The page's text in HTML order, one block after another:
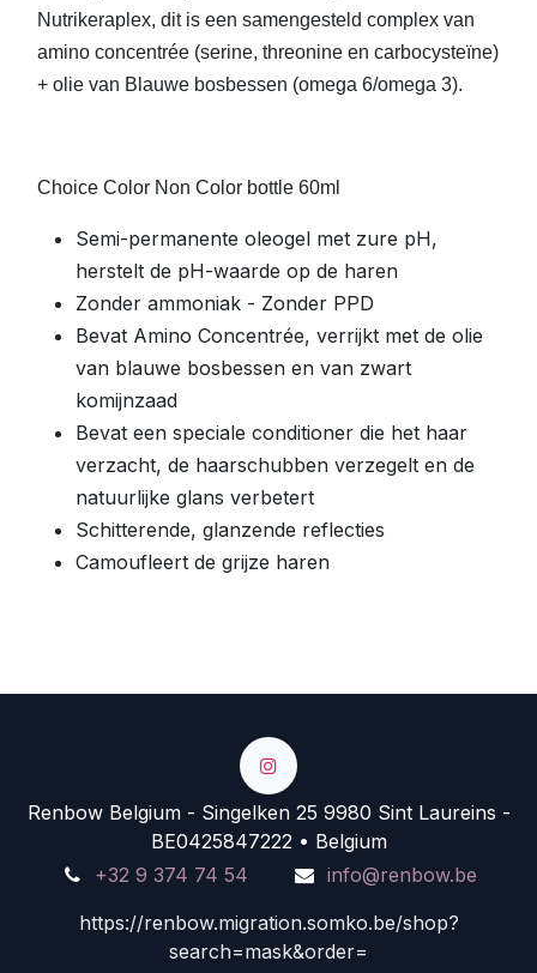
Nutrikeraplex, dit is een samengesteld complex van
amino concentrée (serine, threonine en carbocysteïne)
+ olie van Blauwe bosbessen (omega 6/omega 3).
Choice Color Non Color bottle 60ml
Semi-permanente oleogel met zure pH,
herstelt de pH-waarde op de haren
Zonder ammoniak - Zonder PPD
Bevat Amino Concentrée, verrijkt met de olie
van blauwe bosbessen en van zwart
komijnzaad
Bevat een speciale conditioner die het haar
verzacht, de haarschubben verzegelt en de
natuurlijke glans verbetert
Schitterende, glanzende reflecties
Camoufleert de grijze haren
Renbow Belgium - Singelken 25 9980 Sint Laureins -
BE0425847222 • Belgium
+32 9 374 74 54
info@renbow.be
https://renbow.migration.somko.be/shop?
search=mask&order=